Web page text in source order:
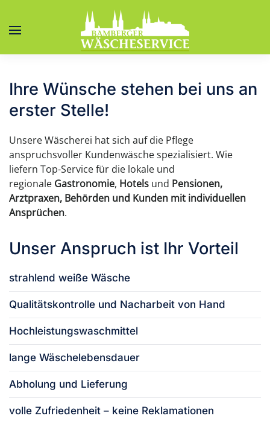
Zum Hauptinhalt springen
Ihre Wünsche stehen bei uns an
erster Stelle!
Unsere Wäscherei hat sich auf die Pflege
anspruchsvoller Kundenwäsche spezialisiert. Wie
liefern Top-Service für die lokale und
regionale Gastronomie, Hotels und Pensionen,
Arztpraxen, Behörden und Kunden mit individuellen
Ansprüchen.
Unser Anspruch ist Ihr Vorteil
strahlend weiße Wäsche
Qualitätskontrolle und Nacharbeit von Hand
Hochleistungswaschmittel
lange Wäschelebensdauer
Abholung und Lieferung
volle Zufriedenheit – keine Reklamationen